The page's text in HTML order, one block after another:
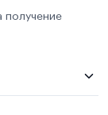
получение